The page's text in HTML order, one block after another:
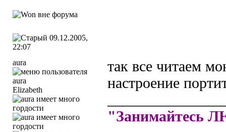
09.12.2005,
22:07
aura
Elizabeth
так все читаем
настроение
"Занимайтесь